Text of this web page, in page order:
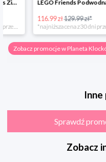
LEGO Friends Podwodna Frajda w super cenie
129.99 zł*
*najniższa cena z 30 dni przed obniżką
Zobacz promocje w Planeta
Inne
Sprawdź
Zobacz